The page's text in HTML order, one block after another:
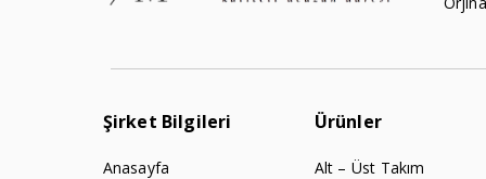
Şirket Bilgileri
Anasayfa
Ürünler
Alt – Üst Takım